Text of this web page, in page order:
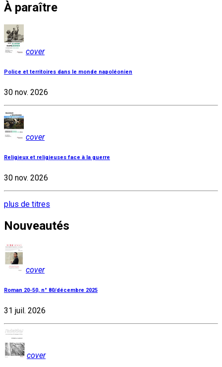
À paraître
cover
Police et territoires dans le monde napoléonien
30 nov. 2026
cover
Religieux et religieuses face à la guerre
30 nov. 2026
plus de titres
Nouveautés
cover
Roman 20-50, n° 80/décembre 2025
31 juil. 2026
cover